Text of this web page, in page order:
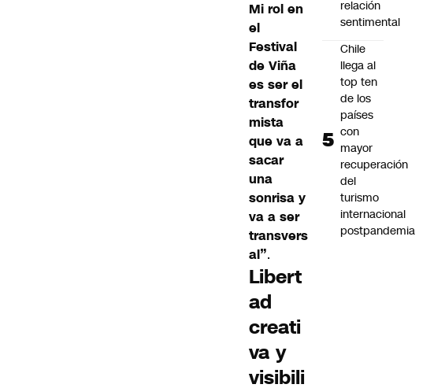
Mi rol en
el
Festival
de Viña
es ser el
transfor
mista
que va a
sacar
una
sonrisa y
va a ser
transvers
al”.
Libert
ad
creati
va y
visibili
relación
sentimental
Chile
llega al
top ten
de los
países
con
mayor
recuperación
del
turismo
internacional
postpandemia